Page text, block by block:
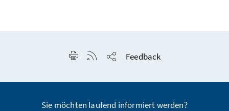
Seite drucken
RSS-Feed anzeigen
Feedback
Sie möchten laufend informiert werden?